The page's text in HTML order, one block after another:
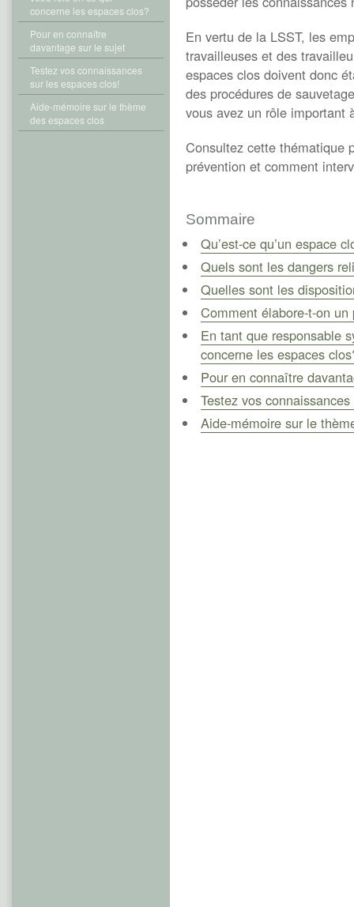
concerne les espaces clos?
Pour en connaître
davantage sur le sujet
Testez vos connaissances
sur les espaces clos!
Aide-mémoire sur le thème
des espaces clos
En vertu de la LSST, les
travailleuses et des
espaces clos doivent donc
des procédures de
vous avez un rôle important
Consultez cette thématique
prévention et comment
Sommaire
Qu’est-ce qu’un espace
Quels sont les dangers
Quelles sont les
Comment élabore-t-on un
En tant que responsable
concerne les espaces
Pour en connaître
Testez vos
Aide-mémoire sur le